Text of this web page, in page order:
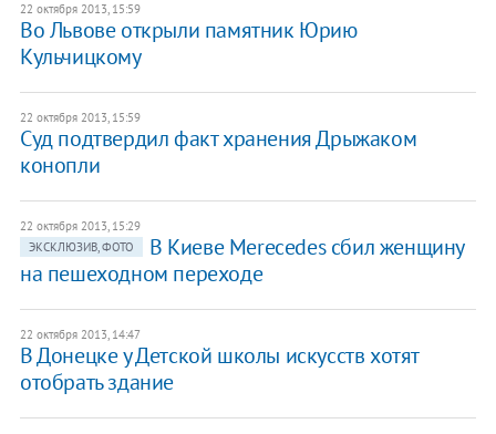
22 октября 2013, 15:59
Во Львове открыли памятник Юрию
Кульчицкому
22 октября 2013, 15:59
Суд подтвердил факт хранения Дрыжаком
конопли
22 октября 2013, 15:29
ЭКСКЛЮЗИВ, ФОТО
В Киеве Merecedes сбил женщину
на пешеходном переходе
22 октября 2013, 14:47
В Донецке у Детской школы искусств хотят
отобрать здание